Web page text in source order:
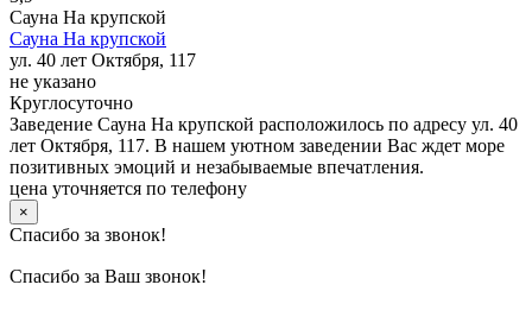
Сауна На крупской
Сауна На крупской
ул. 40 лет Октября, 117
не указано
Круглосуточно
Заведение Сауна На крупской расположилось по адресу ул. 40
лет Октября, 117. В нашем уютном заведении Вас ждет море
позитивных эмоций и незабываемые впечатления.
цена уточняется по телефону
×
Спасибо за звонок!
Спасибо за Ваш звонок!